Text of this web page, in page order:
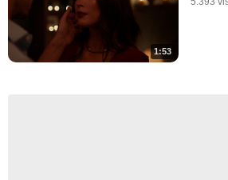
1:53